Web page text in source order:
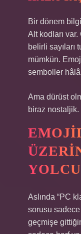
Bir dönem
Alt kodları var.
belirli sayıları
mümkün.
semboller
Ama dürüst
biraz nostaljik.
Aslında “PC
sorusu
geçmişe